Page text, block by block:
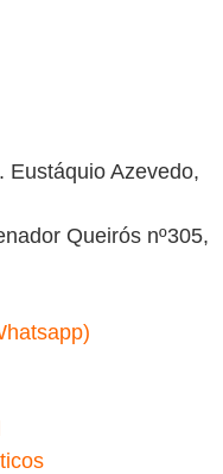
Eustáquio Azevedo,
Queirós nº305,